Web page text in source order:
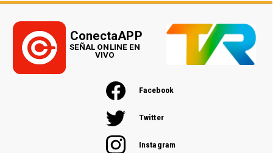
Facebook
Twitter
Instagram
ConectaAPP
SEÑAL ONLINE EN
VIVO